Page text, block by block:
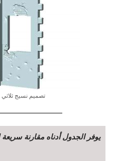
تصميم نسيج
يوفر الجدول أدناه مقارنة سريعة لـ 8 طرق معالجة